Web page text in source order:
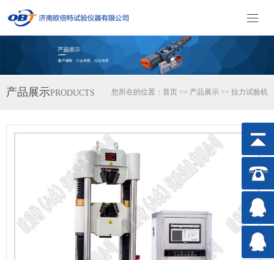
产品展示PRODUCTS 您所在的位置： 首页 >> 产品展示 >> 拉力试验机